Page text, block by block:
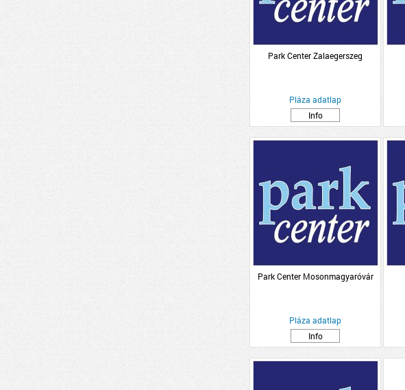
Park Center Zalaegerszeg
Pláza adatlap
Info
Park Center Mosonmagyaróvár
Pláza adatlap
Info